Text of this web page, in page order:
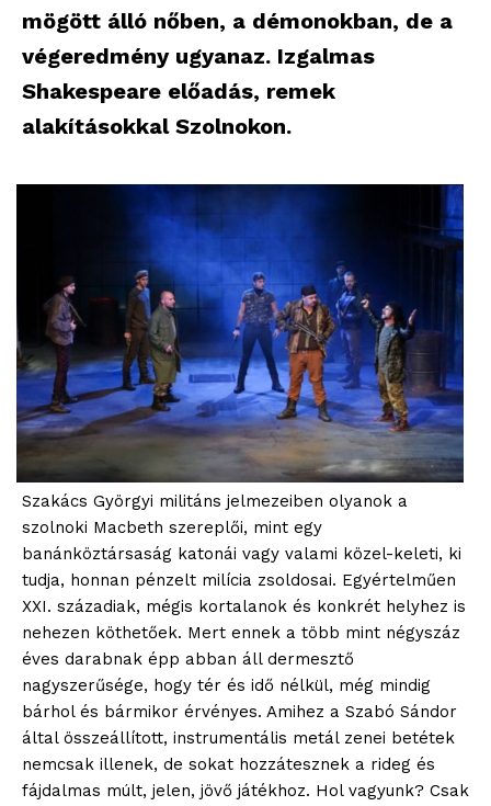
mögött álló nőben, a démonokban, de a
végeredmény ugyanaz. Izgalmas
Shakespeare előadás, remek
alakításokkal Szolnokon.
Szakács Györgyi militáns jelmezeiben olyanok a
szolnoki Macbeth szereplői, mint egy
banánköztársaság katonái vagy valami közel-keleti, ki
tudja, honnan pénzelt milícia zsoldosai. Egyértelműen
XXI. századiak, mégis kortalanok és konkrét helyhez is
nehezen köthetőek. Mert ennek a több mint négyszáz
éves darabnak épp abban áll dermesztő
nagyszerűsége, hogy tér és idő nélkül, még mindig
bárhol és bármikor érvényes. Amihez a Szabó Sándor
által összeállított, instrumentális metál zenei betétek
nemcsak illenek, de sokat hozzátesznek a rideg és
fájdalmas múlt, jelen, jövő játékhoz. Hol vagyunk? Csak